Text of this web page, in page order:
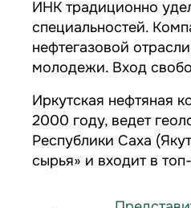
ИНК традиционно
специальностей.
нефтегазовой
молодежи. Вход
Иркутская нефтяная
2000 году, ведет
Республики Саха
сырья» и входит в